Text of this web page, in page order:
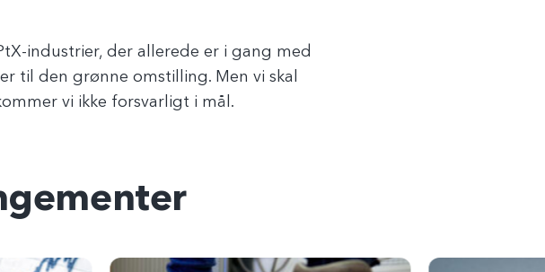
industrier, der allerede er i gang med
til den grønne omstilling. Men vi skal
vi ikke forsvarligt i mål.